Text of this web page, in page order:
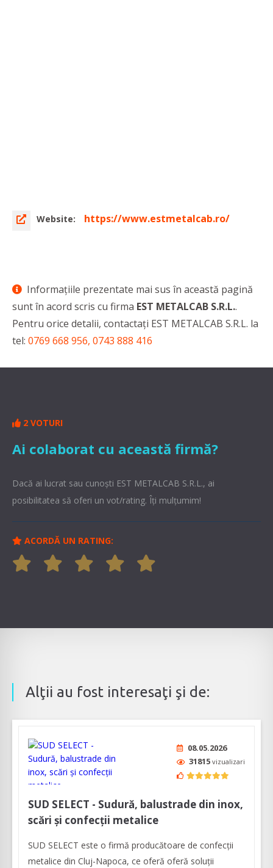
Website: https://www.estmetalcab.ro/
Informaţiile prezentate mai sus în această pagină
sunt în acord scris cu firma EST METALCAB S.R.L..
Pentru orice detalii, contactaţi EST METALCAB S.R.L. la
tel: 0769 668 956, 0743 888 416
2 VOTURI
Ai colaborat cu această firmă?
Dacă ai lucrat sau cunoşti EST METALCAB S.R.L., ai
posibilitatea să oferi un vot/rating. Îți mulțumim!
ACORDĂ UN RATING:
Alţii au fost interesaţi şi de:
08.05.2026
31815 vizualizari
SUD SELECT - Sudură, balustrade din inox,
scări și confecții metalice
SUD SELECT este o firmă producătoare de confecţii
metalice din Cluj-Napoca, ce oferă oferă soluţii